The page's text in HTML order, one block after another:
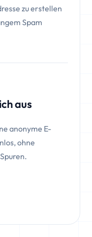
zu erstellen
Spam
aus
anonyme E-
ohne